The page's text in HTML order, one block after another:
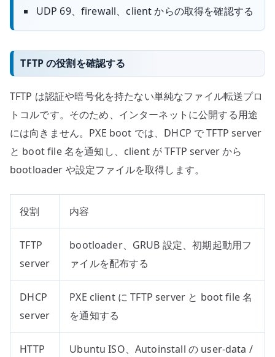
UDP 69、firewall、client からの取得を確認する
TFTP の役割を確認する
TFTP は認証や暗号化を持たない単純なファイル転送プロ
トコルです。そのため、インターネットに公開する用途
には向きません。PXE boot では、DHCP で TFTP server
と boot file 名を通知し、client が TFTP server から
bootloader や設定ファイルを取得します。
役割 内容
TFTP
server
bootloader、GRUB 設定、初期起動用フ
ァイルを配布する
DHCP
server
PXE client に TFTP server と boot file 名
を通知する
HTTP
Ubuntu ISO、Autoinstall の user-data /